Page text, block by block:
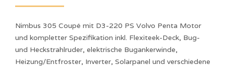
Nimbus 305 Coupé mit D3-220 PS Volvo Penta Motor
und kompletter Spezifikation inkl. Flexiteek-Deck, Bug-
und Heckstrahlruder, elektrische Bugankerwinde,
Heizung/Entfroster, Inverter, Solarpanel und verschiedene